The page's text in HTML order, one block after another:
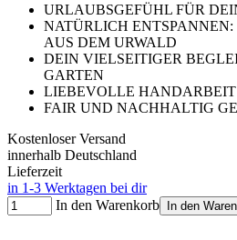
URLAUBSGEFÜHL FÜR
NATÜRLICH
AUS DEM URWALD
DEIN VIELSEITIGER
GARTEN
LIEBEVOLLE HANDARBEIT
FAIR UND NACHHALTIG
Kostenloser Versand
innerhalb Deutschland
Lieferzeit
in 1-3 Werktagen bei dir
In den Warenkorb
In den